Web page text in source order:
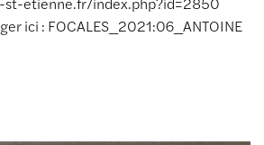
ici : FOCALES_2021:06_ANTOINE